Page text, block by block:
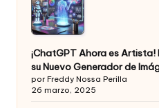
¡ChatGPT Ahora es
su Nuevo Generador de
por Freddy Nossa Perilla
26 marzo, 2025